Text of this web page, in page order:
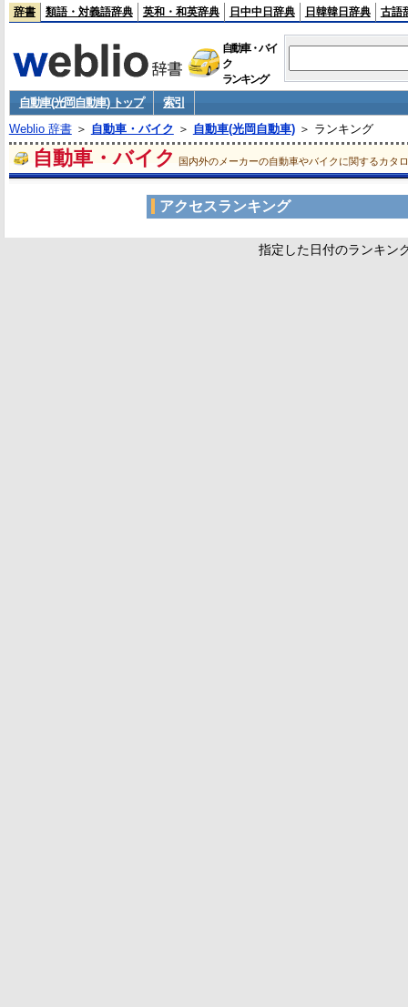
辞書 類語・対義語辞典 英和・和英辞典 日中中日辞典 日韓韓日辞典 古語
自動車・バイ
ク
ランキング
自動車(光岡自動車) トップ
索引
Weblio 辞書＞ 自動車・バイク ＞ 自動車(光岡自動車)＞ ランキング
自動車・バイク 国内外のメーカーの自動車やバイクに関するカタ
アクセスランキング
指定した日付のランキン